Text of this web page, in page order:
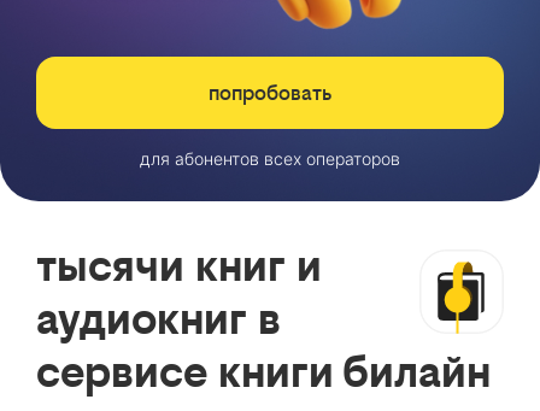
попробовать
для абонентов всех операторов
тысячи книг и
аудиокниг в
сервисе книги билайн